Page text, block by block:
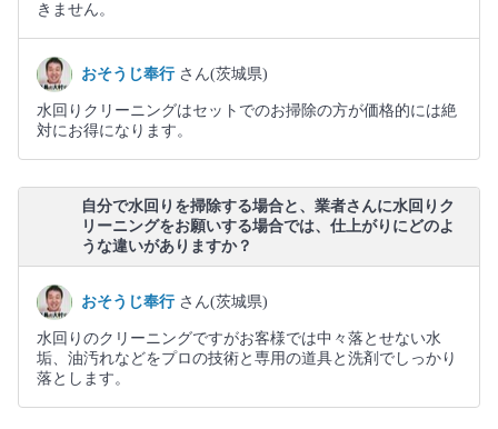
きません。
おそうじ奉行 さん(茨城県)
水回りクリーニングはセットでのお掃除の方が価格的には絶
対にお得になります。
自分で水回りを掃除する場合と、業者さんに水回りク
リーニングをお願いする場合では、仕上がりにどのよ
うな違いがありますか？
おそうじ奉行 さん(茨城県)
水回りのクリーニングですがお客様では中々落とせない水
垢、油汚れなどをプロの技術と専用の道具と洗剤でしっかり
落とします。